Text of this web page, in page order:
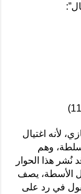
لأنه اغتيال
وهم
نُشر هذا الحوار
عادل الأسطة، يصف
في رد على